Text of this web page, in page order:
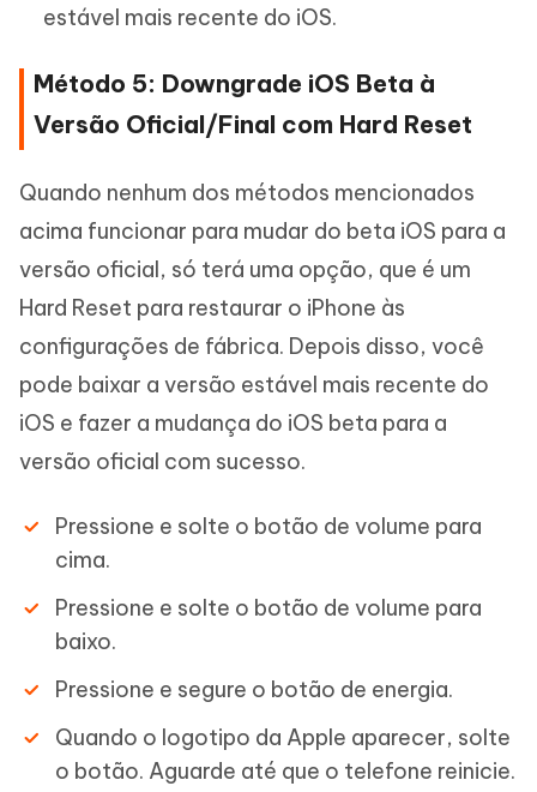
estável mais recente do iOS.
Método 5: Downgrade iOS Beta à
Versão Oficial/Final com Hard Reset
Quando nenhum dos métodos mencionados
acima funcionar para mudar do beta iOS para a
versão oficial, só terá uma opção, que é um
Hard Reset para restaurar o iPhone às
configurações de fábrica. Depois disso, você
pode baixar a versão estável mais recente do
iOS e fazer a mudança do iOS beta para a
versão oficial com sucesso.
Pressione e solte o botão de volume para
cima.
Pressione e solte o botão de volume para
baixo.
Pressione e segure o botão de energia.
Quando o logotipo da Apple aparecer, solte
o botão. Aguarde até que o telefone reinicie.